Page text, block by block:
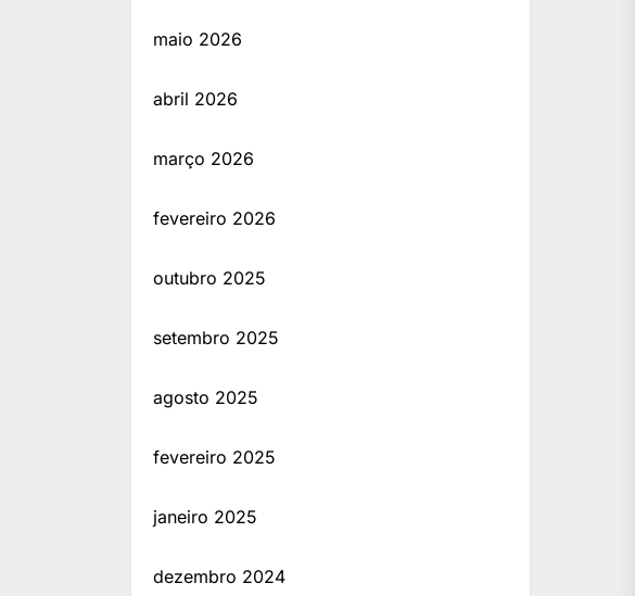
maio 2026
abril 2026
março 2026
fevereiro 2026
outubro 2025
setembro 2025
agosto 2025
fevereiro 2025
janeiro 2025
dezembro 2024